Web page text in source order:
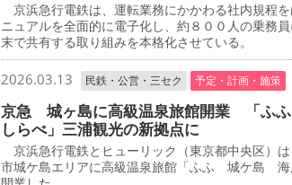
京浜急行電鉄は、運転業務にかかわる社内規程
ニュアルを全面的に電子化し、約８００人の乗務
末で共有する取り組みを本格化させている。
2026.03.13 民鉄・公営・三セク 予定・計画・施策
京急 城ヶ島に高級温泉旅館開業 「ふふ
しらべ」三浦観光の新拠点に
京浜急行電鉄とヒューリック（東京都中央区）
市城ケ島エリアに高級温泉旅館「ふふ 城ケ島 海